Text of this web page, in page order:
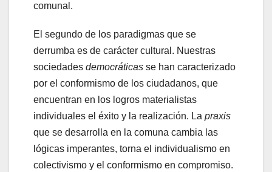
comunal.
El segundo de los paradigmas que se
derrumba es de carácter cultural. Nuestras
sociedades democráticas se han caracterizado
por el conformismo de los ciudadanos, que
encuentran en los logros materialistas
individuales el éxito y la realización. La praxis
que se desarrolla en la comuna cambia las
lógicas imperantes, torna el individualismo en
colectivismo y el conformismo en compromiso.